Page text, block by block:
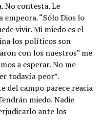
No contesta. Le
“Sólo Dios lo
vivir. Mi miedo es el
los políticos son
con los nuestros” me
a esperar. No me
todavía peor”.
del campo parece reacia
miedo. Nadie
ante los